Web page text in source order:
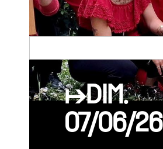
↦DIM.
07/06/26